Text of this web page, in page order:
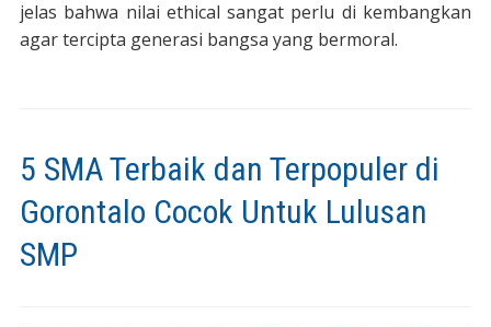
jelas bahwa nilai ethical sangat perlu di kembangkan
agar tercipta generasi bangsa yang bermoral.
5 SMA Terbaik dan Terpopuler di
Gorontalo Cocok Untuk Lulusan
SMP